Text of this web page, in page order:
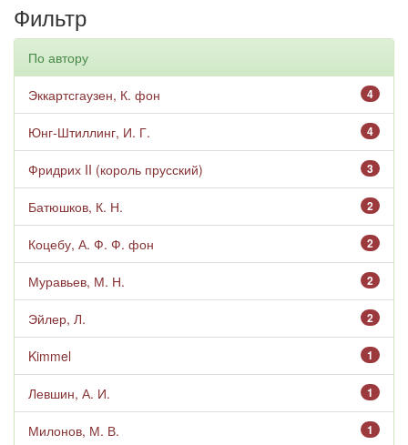
Фильтр
По автору
4
Эккартсгаузен, К. фон
4
Юнг-Штиллинг, И. Г.
3
Фридрих II (король прусский)
2
Батюшков, К. Н.
2
Коцебу, А. Ф. Ф. фон
2
Муравьев, М. Н.
2
Эйлер, Л.
1
Kimmel
1
Левшин, А. И.
1
Милонов, М. В.